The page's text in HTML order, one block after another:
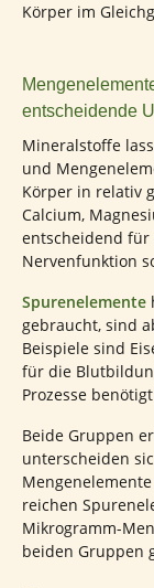
Körper im
entscheidende
Mineralstoffe
und
Körper in relativ
Calcium,
entscheidend für
Nervenfunktion
Spurenelemente
gebraucht, sind
Beispiele sind
für die
Prozesse
Beide Gruppen
unterscheiden
reichen
Mikrogramm-
beiden Gruppen